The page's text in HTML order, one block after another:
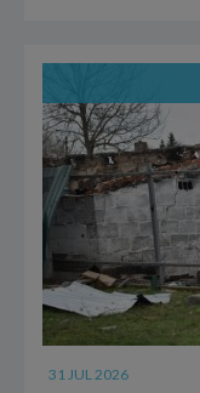
31 JUL 2026